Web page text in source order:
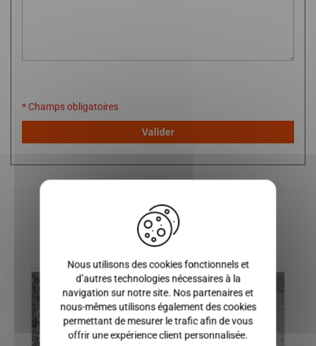
* Champs obligatoires
Valider
Produits similaires
Nous utilisons des cookies fonctionnels et
d’autres technologies nécessaires à la
navigation sur notre site. Nos partenaires et
nous-mêmes utilisons également des cookies
permettant de mesurer le trafic afin de vous
offrir une expérience client personnalisée.